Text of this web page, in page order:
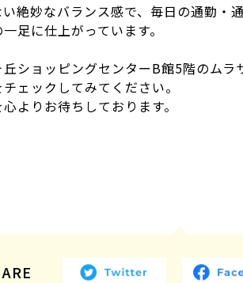
絶妙なバランス感で、毎日の通勤・
足に仕上がっています。
ショッピングセンターB館5階のム
ェックしてみてください。
よりお待ちしております。